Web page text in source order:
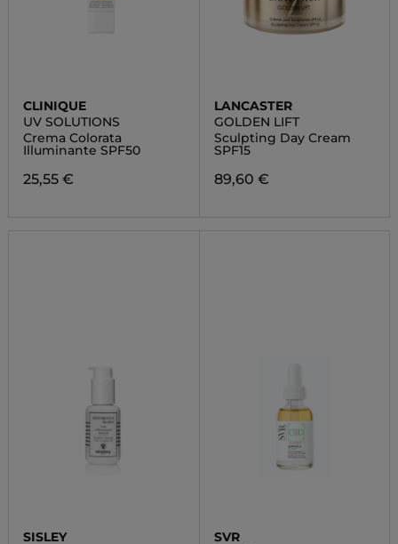
CLINIQUE
UV SOLUTIONS
Crema Colorata
Illuminante SPF50
25,55 €
LANCASTER
GOLDEN LIFT
Sculpting Day Cream
SPF15
89,60 €
SISLEY
SVR